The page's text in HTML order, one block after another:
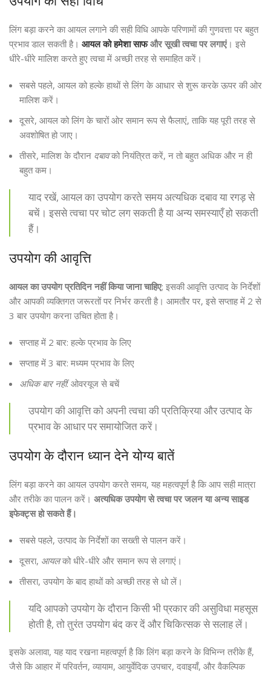
लिंग बड़ा करने का आयल लगाने की सही विधि आपके परिणामों की गुणवत्ता पर बहुत
प्रभाव डाल सकती है। आयल को हमेशा साफऔर सूखी त्वचा पर लगाएं। इसे
धीरे-धीरे मालिश करते हुए त्वचा में अच्छी तरह से समाहित करें।
सबसे पहले, आयल को हल्के हाथों से लिंग के आधार से शुरू करके ऊपर की ओर
मालिश करें।
दूसरे, आयल को लिंग के चारों ओर समान रूप से फैलाएं, ताकि यह पूरी तरह से
अवशोषित हो जाए।
तीसरे, मालिश के दौरान दबावको नियंत्रित करें, न तो बहुत अधिक और न ही
बहुत कम।
याद रखें, आयल का उपयोग करते समय अत्यधिक दबाव या रगड़ से
बचें। इससे त्वचा पर चोट लग सकती है या अन्य समस्याएँ हो सकती
हैं।
उपयोग की आवृत्ति
आयल का उपयोग प्रतिदिन नहीं किया जाना चाहिए; इसकी आवृत्ति उत्पाद के निर्देशों
और आपकी व्यक्तिगत जरूरतों पर निर्भर करती है। आमतौर पर, इसे सप्ताह में 2 से
3 बार उपयोग करना उचित होता है।
सप्ताह में 2 बार: हल्के प्रभाव के लिए
सप्ताह में 3 बार: मध्यम प्रभाव के लिए
अधिक बार नहीं: ओवरयूज से बचें
उपयोग की आवृत्ति को अपनी त्वचा की प्रतिक्रिया और उत्पाद के
प्रभाव के आधार पर समायोजित करें।
उपयोग के दौरान ध्यान देने योग्य बातें
लिंग बड़ा करने का आयल उपयोग करते समय, यह महत्वपूर्ण है कि आप सही मात्रा
और तरीके का पालन करें। अत्यधिक उपयोग से त्वचा पर जलन या अन्य साइड
इफेक्ट्स हो सकते हैं।
सबसे पहले, उत्पाद के निर्देशों का सख्ती से पालन करें।
दूसरा, आयलको धीरे-धीरे और समान रूप से लगाएं।
तीसरा, उपयोग के बाद हाथों को अच्छी तरह से धो लें।
यदि आपको उपयोग के दौरान किसी भी प्रकार की असुविधा महसूस
होती है, तो तुरंत उपयोग बंद कर दें और चिकित्सक से सलाह लें।
इसके अलावा, यह याद रखना महत्वपूर्ण है कि लिंग बड़ा करने के विभिन्न तरीके हैं,
जैसे कि आहार में परिवर्तन, व्यायाम, आयुर्वेदिक उपचार, दवाइयाँ, और वैकल्पिक